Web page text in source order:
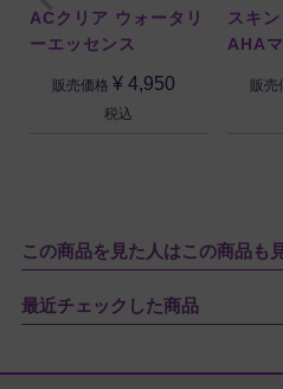
ACクリア ウォータリ
ーエッセンス
販売価格 ¥ 4,950
税込
スキ
AHA
販売
この商品を見た人はこの商品も
最近チェックした商品